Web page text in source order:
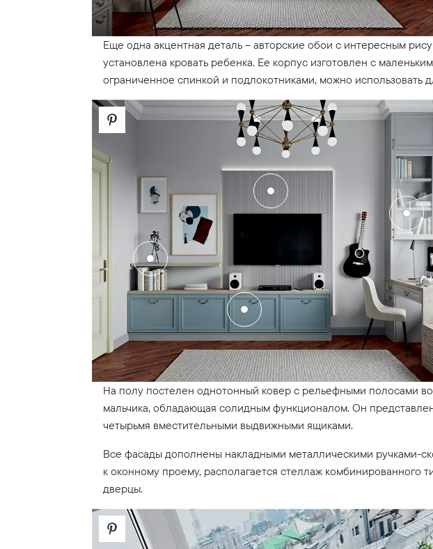
Еще одна акцентная деталь – авторские обои с интересным
установлена кровать ребенка. Ее корпус изготовлен с
ограниченное спинкой и подлокотниками, можно использовать
На полу постелен однотонный ковер с рельефными полосами
мальчика, обладающая солидным функционалом. Он
четырьмя вместительными выдвижными ящиками.
Все фасады дополнены накладными металлическими ручками-
к оконному проему, располагается стеллаж
дверцы.